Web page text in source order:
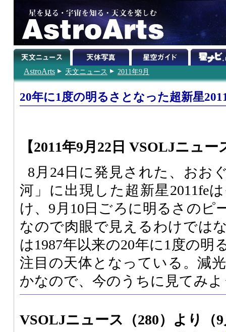
AstroArts 天文ニュース 2011年9月
20年に1度の明るさとなった超新星
【2011年9月22日 VSOLJニュー
8月24日に発見された、おお
河」に出現した超新星2011fe
け、9月10日ごろに明るさのピ
なので肉眼で見えるわけでは
は1987年以来の20年に1度の明
注目の天体となっている。減
かなので、今のうちに見てみ
VSOLJニュース（280）より（